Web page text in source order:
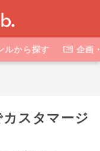
ルから探す 企画
カスタマージ